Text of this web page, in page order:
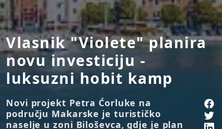
Vlasnik "Violete" planira
novu investiciju -
luksuzni hobit kamp
Novi projekt Petra Ćorluke na
području Makarske je turističko
naselje u zoni Biloševca, gdje je plan